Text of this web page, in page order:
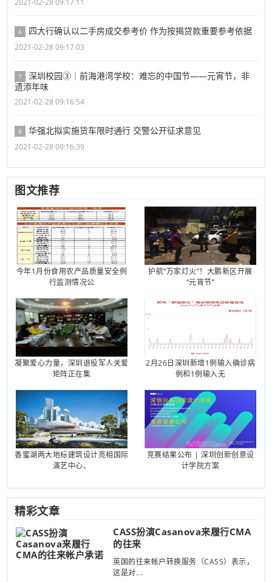
2021-02-28 09:17:11
6 四大行确认以二手房成交参考价 作为按揭贷款重要参考依据
2021-02-28 09:17:03
7
深圳校园③｜前海港湾学校：难忘的中国节——元宵节，非
遗添年味
2021-02-28 09:16:54
8 华强北拟实施货车限时通行 交警公开征求意见
2021-02-28 09:16:39
图文推荐
今年1月份食用农产品质量安全例
行监测情况公
护航“万家灯火”！大鹏新区开展
“元宵节”
凝聚爱心力量，深圳退役军人关爱
矩阵正在集
2月26日深圳新增1例输入确诊病
例和1例输入无
香蜜湖两大地标建筑设计亮相国际
演艺中心、
竞赛结果公布 | 深圳创新创意设
计学院方案
精彩文章
CASS扮演Casanova来履行CMA
的往来
英国的往来帐户转换服务（CASS）表示，
这是对...